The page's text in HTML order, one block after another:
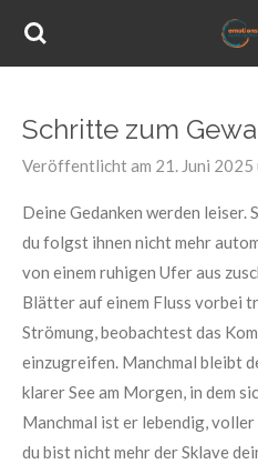
Zum
Schritte zum
Veröffentlicht am 21. Juni 2025
Deine Gedanken werden leiser.
du folgst ihnen nicht mehr
von einem ruhigen Ufer aus
Blätter auf einem Fluss vorbei
Strömung, beobachtest das
einzugreifen. Manchmal bleibt
klarer See am Morgen, in dem
Manchmal ist er lebendig,
du bist nicht mehr der Sklave